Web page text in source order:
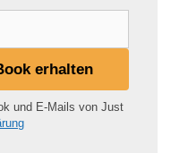
erhalten
und E-Mails von Just